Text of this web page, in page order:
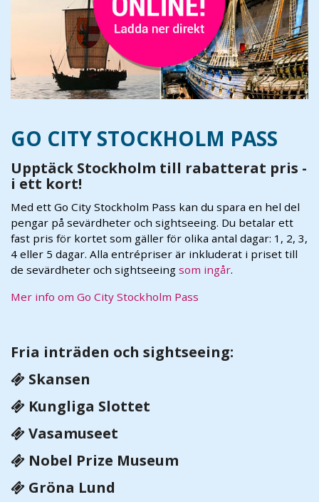
GO CITY STOCKHOLM PASS
Upptäck Stockholm till rabatterat pris -
i ett kort!
Med ett Go City Stockholm Pass kan du spara en hel del
pengar på sevärdheter och sightseeing. Du betalar ett
fast pris för kortet som gäller för olika antal dagar: 1, 2, 3,
4 eller 5 dagar. Alla entrépriser är inkluderat i priset till
de sevärdheter och sightseeing som ingår.
Mer info om Go City Stockholm Pass
Fria inträden och sightseeing:
Skansen
Kungliga Slottet
Vasamuseet
Nobel Prize Museum
Gröna Lund